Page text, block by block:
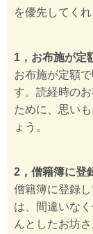
を優先してく
1，お布施が定
お布施が定額
す。読経時の
ために、思い
ょう。
2，僧籍簿に登
僧籍簿に登録
は、間違いな
んとしたお坊